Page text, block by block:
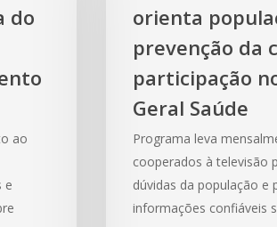
do
ao
e
população
sobre
prevenção
participação
Balanço
orienta
prevenção da
participação
Geral Saúde
Programa leva
cooperados à televisão
dúvidas da população e
informações confiáveis